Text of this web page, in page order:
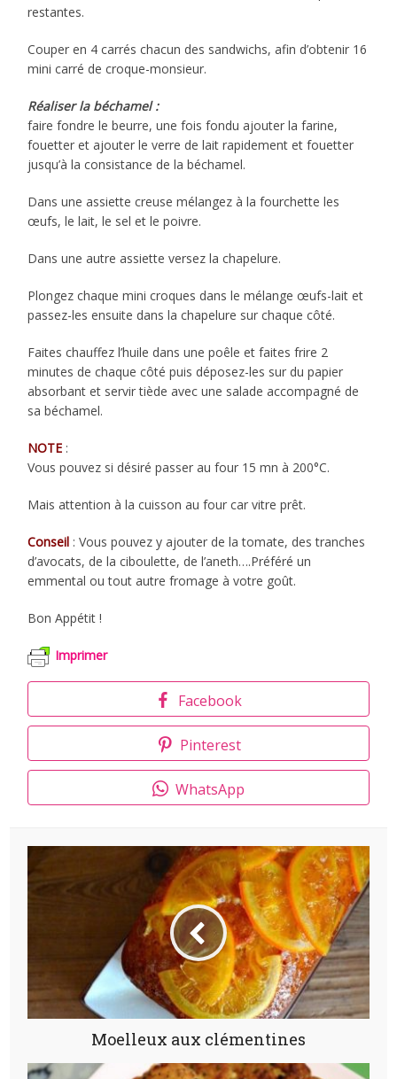
restantes.
Couper en 4 carrés chacun des sandwichs, afin d’obtenir 16
mini carré de croque-monsieur.
Réaliser la béchamel :
faire fondre le beurre, une fois fondu ajouter la farine,
fouetter et ajouter le verre de lait rapidement et fouetter
jusqu’à la consistance de la béchamel.
Dans une assiette creuse mélangez à la fourchette les
œufs, le lait, le sel et le poivre.
Dans une autre assiette versez la chapelure.
Plongez chaque mini croques dans le mélange œufs-lait et
passez-les ensuite dans la chapelure sur chaque côté.
Faites chauffez l’huile dans une poêle et faites frire 2
minutes de chaque côté puis déposez-les sur du papier
absorbant et servir tiède avec une salade accompagné de
sa béchamel.
NOTE :
Vous pouvez si désiré passer au four 15 mn à 200°C.
Mais attention à la cuisson au four car vitre prêt.
Conseil : Vous pouvez y ajouter de la tomate, des tranches
d’avocats, de la ciboulette, de l’aneth….Préféré un
emmental ou tout autre fromage à votre goût.
Bon Appétit !
Imprimer
Facebook
Pinterest
WhatsApp
Moelleux aux clémentines